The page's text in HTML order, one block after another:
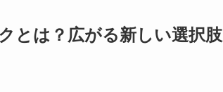
とは？広がる新しい選択肢